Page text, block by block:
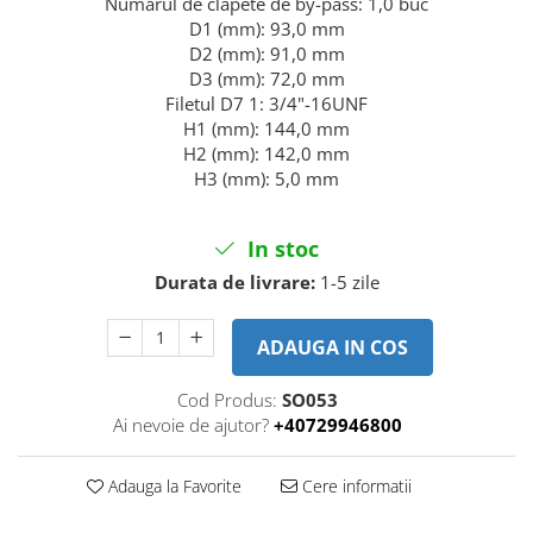
Piese motor
Pompa combustibil
Radiator racire ulei hidraulic
Bobina de acceleratie
Curea alternator - transmisie
Curea distributie
Busoane - dopuri
Pompa de ulei
Piese Massey Ferguson
Piese Steyr
Piese Landini
Piese Takeuchi
Piese Kobelco
Piese Jungheinrich
D1 (mm): 93,0 mm
D2 (mm): 91,0 mm
D3 (mm): 72,0 mm
Filetul D7 1: 3/4"-16UNF
H1 (mm): 144,0 mm
H2 (mm): 142,0 mm
H3 (mm): 5,0 mm
In stoc
Durata de livrare:1-5 zile
ADAUGA IN COS
Cod Produs: SO053
Ai nevoie de ajutor? +40729946800
Adauga la Favorite Cere informatii